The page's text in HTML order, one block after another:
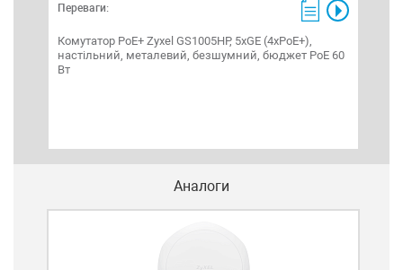
Переваги:
Комутатор PoE+ Zyxel GS1005HP, 5xGE (4xPoE+),
настільний, металевий, безшумний, бюджет PoE 60
Вт
Аналоги